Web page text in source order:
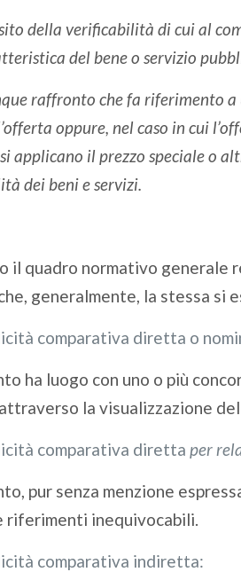
della verificabilità di cui al
del bene o servizio
raffronto che fa riferimento a
oppure, nel caso in cui
applicano il prezzo speciale o
dei beni e servizi.
il quadro normativo generale
generalmente, la stessa si
comparativa diretta o
ha luogo con uno o più
la visualizzazione
comparativa diretta per
pur senza menzione
riferimenti inequivocabili.
comparativa indiretta: